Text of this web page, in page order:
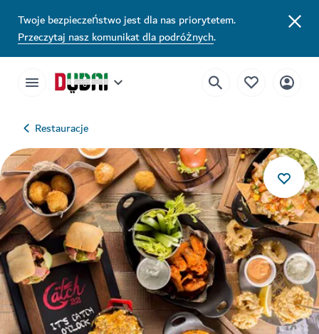
Twoje bezpieczeństwo jest dla nas priorytetem.
Przeczytaj nasz komunikat dla podróżnych.
Restauracje